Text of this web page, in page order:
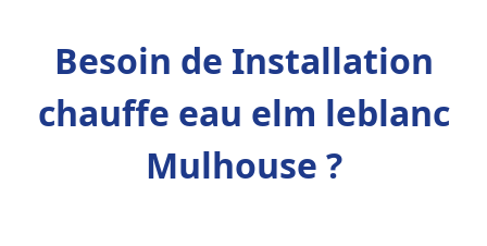
Besoin de Installation
chauffe eau elm leblanc
Mulhouse ?